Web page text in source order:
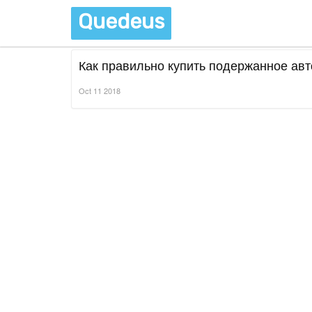
Quedeus
Как правильно купить подержанное
Oct 11 2018